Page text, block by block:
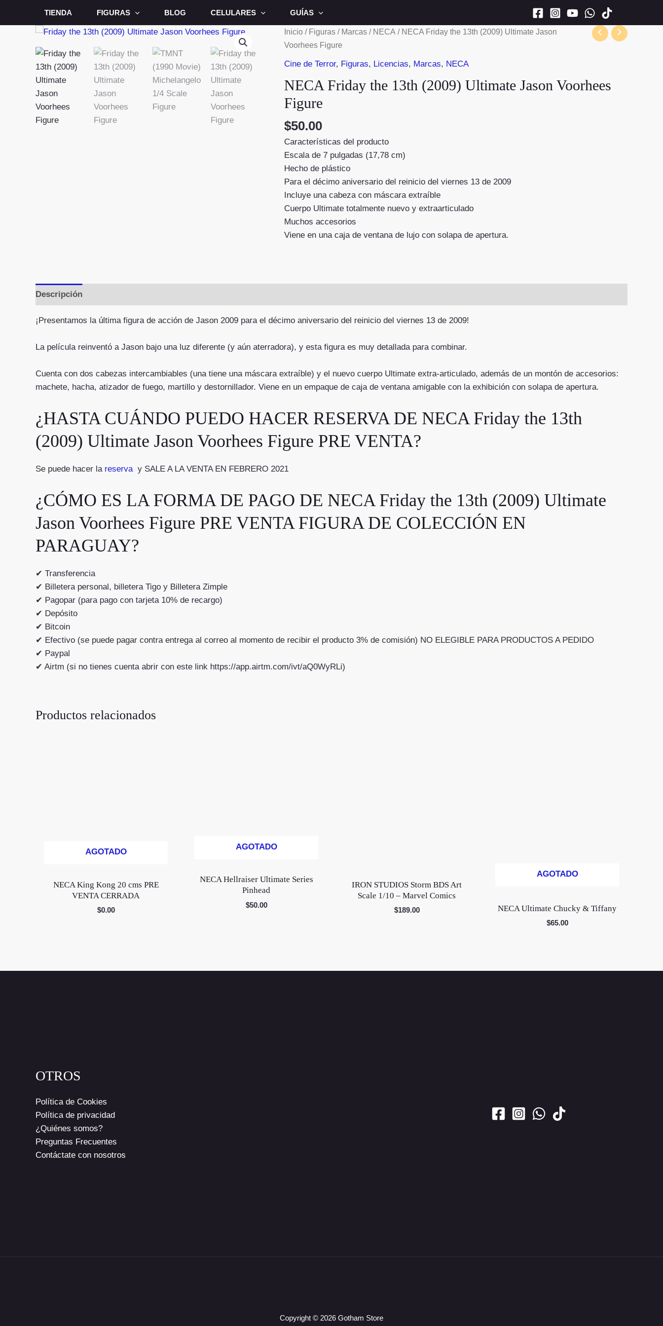
TIENDA FIGURAS BLOG CELULARES GUÍAS
Inicio / Figuras / Marcas / NECA / NECA Friday the 13th (2009) Ultimate Jason
Voorhees Figure
Cine de Terror, Figuras, Licencias, Marcas, NECA
NECA Friday the 13th (2009) Ultimate Jason Voorhees
Figure
$50.00
Características del producto
Escala de 7 pulgadas (17,78 cm)
Hecho de plástico
Para el décimo aniversario del reinicio del viernes 13 de 2009
Incluye una cabeza con máscara extraíble
Cuerpo Ultimate totalmente nuevo y extraarticulado
Muchos accesorios
Viene en una caja de ventana de lujo con solapa de apertura.
Descripción
¡Presentamos la última figura de acción de Jason 2009 para el décimo aniversario del reinicio del viernes 13 de 2009!
La película reinventó a Jason bajo una luz diferente (y aún aterradora), y esta figura es muy detallada para combinar.
Cuenta con dos cabezas intercambiables (una tiene una máscara extraíble) y el nuevo cuerpo Ultimate extra-articulado, además de un montón de accesorios:
machete, hacha, atizador de fuego, martillo y destornillador. Viene en un empaque de caja de ventana amigable con la exhibición con solapa de apertura.
¿HASTA CUÁNDO PUEDO HACER RESERVA DE NECA Friday the 13th
(2009) Ultimate Jason Voorhees Figure PRE VENTA?
Se puede hacer la reservay SALE A LA VENTA EN FEBRERO 2021
¿CÓMO ES LA FORMA DE PAGO DE NECA Friday the 13th (2009) Ultimate
Jason Voorhees Figure PRE VENTA FIGURA DE COLECCIÓN EN
PARAGUAY?
✔ Transferencia
✔ Billetera personal, billetera Tigo y Billetera Zimple
✔ Pagopar (para pago con tarjeta 10% de recargo)
✔ Depósito
✔ Bitcoin
✔ Efectivo (se puede pagar contra entrega al correo al momento de recibir el producto 3% de comisión) NO ELEGIBLE PARA PRODUCTOS A PEDIDO
✔ Paypal
✔ Airtm (si no tienes cuenta abrir con este link https://app.airtm.com/ivt/aQ0WyRLi)
Productos relacionados
AGOTADO
NECA King Kong 20 cms PRE
VENTA CERRADA
$0.00
AGOTADO
NECA Hellraiser Ultimate Series
Pinhead
$50.00
IRON STUDIOS Storm BDS Art
Scale 1/10 – Marvel Comics
$189.00
AGOTADO
NECA Ultimate Chucky & Tiffany
$65.00
OTROS
Política de Cookies
Política de privacidad
¿Quiénes somos?
Preguntas Frecuentes
Contáctate con nosotros
Copyright © 2026 Gotham Store